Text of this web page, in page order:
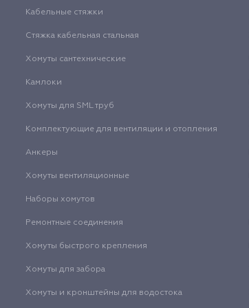
Кабельные стяжки
Стяжка кабельная стальная
Хомуты сантехнические
Камлоки
Хомуты для SML труб
Комплектующие для вентиляции и отопления
Анкеры
Хомуты вентиляционные
Наборы хомутов
Ремонтные соединения
Хомуты быстрого крепления
Хомуты для забора
Хомуты и кронштейны для водостока